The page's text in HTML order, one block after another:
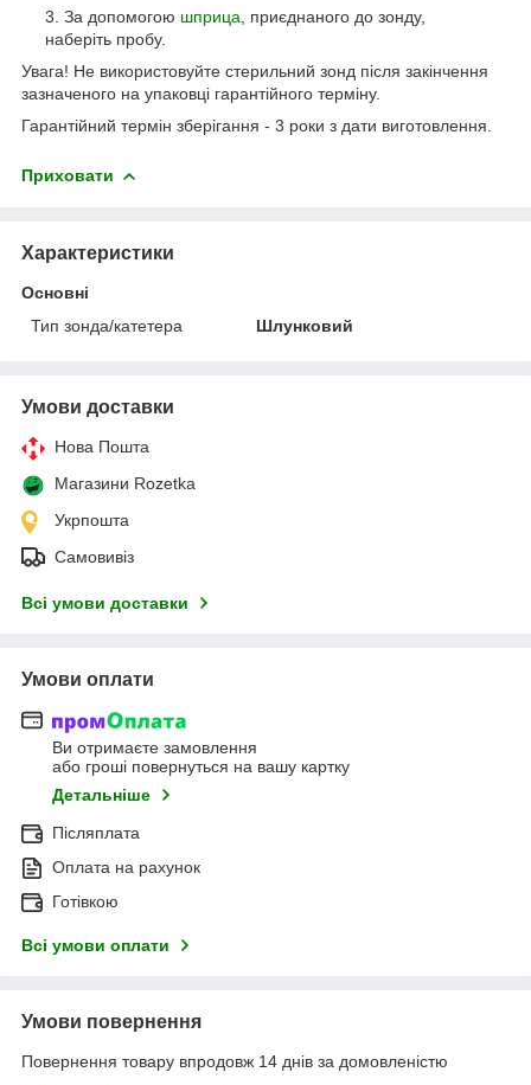
За допомогою шприца , приєднаного до зонду,
наберіть пробу.
Увага! Не використовуйте стерильний зонд після закінчення
зазначеного на упаковці гарантійного терміну.
Гарантійний термін зберігання - 3 роки з дати виготовлення.
Приховати
Характеристики
Основні
Тип зонда/катетера
Шлунковий
Умови доставки
Нова Пошта
Магазини Rozetka
Укрпошта
Самовивіз
Всі умови доставки
Умови оплати
Ви отримаєте замовлення
або гроші повернуться на вашу картку
Детальніше
Післяплата
Оплата на рахунок
Готівкою
Всі умови оплати
Умови повернення
Повернення товару впродовж 14 днів за домовленістю